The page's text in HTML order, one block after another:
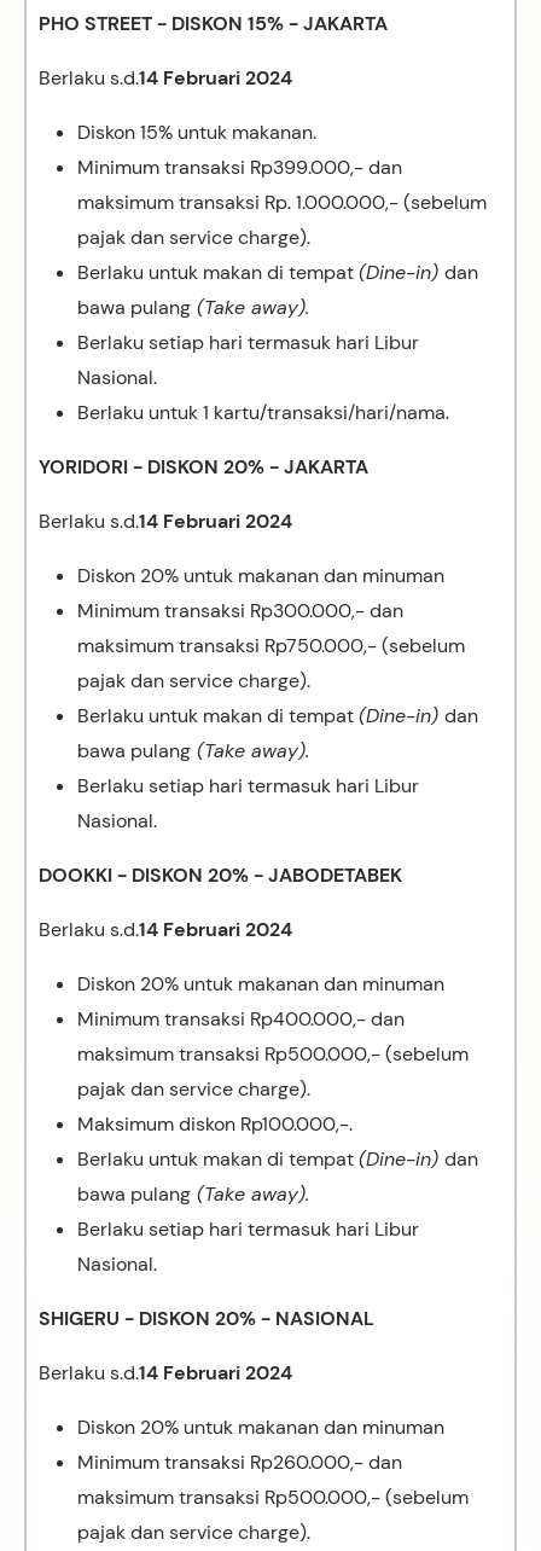
PHO STREET - DISKON 15% - JAKARTA
Berlaku s.d.14 Februari 2024
Diskon 15% untuk makanan.
Minimum transaksi Rp399.000,- dan
maksimum transaksi Rp. 1.000.000,- (sebelum
pajak dan service charge).
Berlaku untuk makan di tempat(Dine-in) dan
bawa pulang (Take away).
Berlaku setiap hari termasuk hari Libur
Nasional.
Berlaku untuk 1 kartu/transaksi/hari/nama.
YORIDORI - DISKON 20% - JAKARTA
Berlaku s.d.14 Februari 2024
Diskon 20% untuk makanan dan minuman
Minimum transaksi Rp300.000,- dan
maksimum transaksi Rp750.000,- (sebelum
pajak dan service charge).
Berlaku untuk makan di tempat(Dine-in) dan
bawa pulang (Take away).
Berlaku setiap hari termasuk hari Libur
Nasional.
DOOKKI - DISKON 20% - JABODETABEK
Berlaku s.d.14 Februari 2024
Diskon 20% untuk makanan dan minuman
Minimum transaksi Rp400.000,- dan
maksimum transaksi Rp500.000,- (sebelum
pajak dan service charge).
Maksimum diskon Rp100.000,-.
Berlaku untuk makan di tempat(Dine-in) dan
bawa pulang (Take away).
Berlaku setiap hari termasuk hari Libur
Nasional.
SHIGERU - DISKON 20% - NASIONAL
Berlaku s.d.14 Februari 2024
Diskon 20% untuk makanan dan minuman
Minimum transaksi Rp260.000,- dan
maksimum transaksi Rp500.000,- (sebelum
pajak dan service charge).